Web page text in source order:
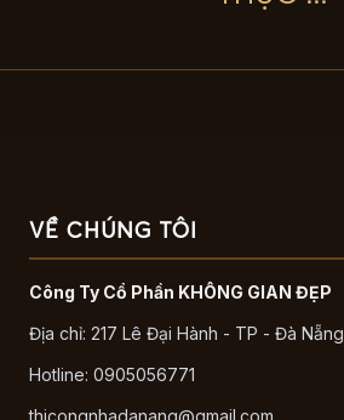
VỀ CHÚNG TÔI
Công Ty Cổ Phần KHÔNG GIAN ĐẸP
Địa chỉ: 217 Lê Đại Hành - TP - Đà Nẵng
Hotline: 0905056771
thicongnhadanang@gmail.com